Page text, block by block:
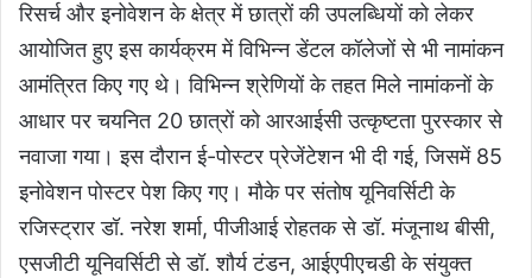
रिसर्च और इनोवेशन के क्षेत्र में छात्रों की उपलब्धियों को लेकर
आयोजित हुए इस कार्यक्रम में विभिन्न डेंटल कॉलेजों से भी नामांकन
आमंत्रित किए गए थे। विभिन्न श्रेणियों के तहत मिले नामांकनों के
आधार पर चयनित 20 छात्रों को आरआईसी उत्कृष्टता पुरस्कार से
नवाजा गया। इस दौरान ई-पोस्टर प्रेजेंटेशन भी दी गई, जिसमें 85
इनोवेशन पोस्टर पेश किए गए। मौके पर संतोष यूनिवर्सिटी के
रजिस्ट्रार डॉ. नरेश शर्मा, पीजीआई रोहतक से डॉ. मंजूनाथ बीसी,
एसजीटी यूनिवर्सिटी से डॉ. शौर्य टंडन, आईएपीएचडी के संयुक्त